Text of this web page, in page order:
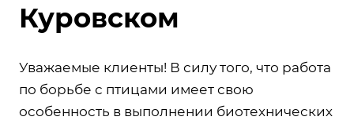
Куровском
Уважаемые клиенты! В силу того, что работа
по борьбе с птицами имеет свою
особенность в выполнении биотехнических